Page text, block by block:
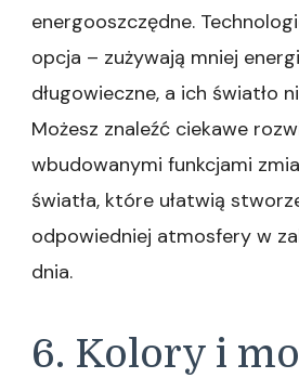
energooszczędne.
opcja – zużywają mniej
długowieczne, a ich światło
Możesz znaleźć ciekawe
wbudowanymi funkcjami
światła, które ułatwią
odpowiedniej atmosfery w
dnia.
6. Kolory i